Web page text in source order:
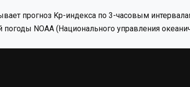
прогноз Kp-индекса по 3-часовым
погоды NOAA (Национального управления